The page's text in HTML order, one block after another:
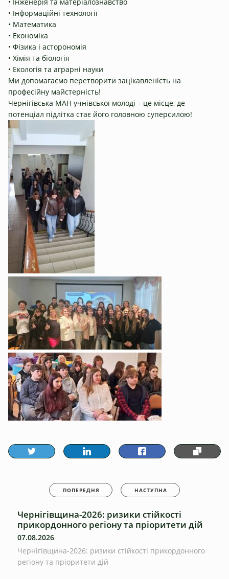
• Інформаційні технології
• Математика
• Економіка
• Фізика і асторономія
• Хімія та біологія
• Екологія та аграрні науки
Ми допомагаємо перетворити зацікавленість на
професійну майстерність!
Чернігівська МАН учнівської молоді – це місце, де
потенціал підлітка стає його головною суперсилою!
ПОПЕРЕДНЯ НАСТУПНА
Чернігівщина-2026: ризики стійкості
прикордонного регіону та пріоритети дій
07.08.2026
Чернігівщина-2026: ризики стійкості прикордонного
регіону та пріоритети дій